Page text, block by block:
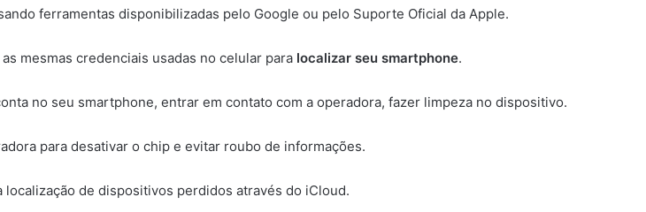
ferramentas disponibilizadas pelo Google ou pelo Suporte Oficial da Apple.
mesmas credenciais usadas no celular para localizar seu smartphone.
no seu smartphone, entrar em contato com a operadora, fazer limpeza no dispositivo.
para desativar o chip e evitar roubo de informações.
de dispositivos perdidos através do iCloud.